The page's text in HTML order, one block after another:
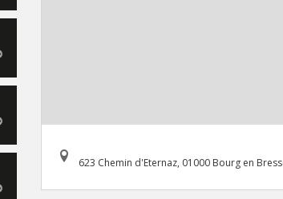
623 Chemin d'Eternaz, 01000 Bourg en